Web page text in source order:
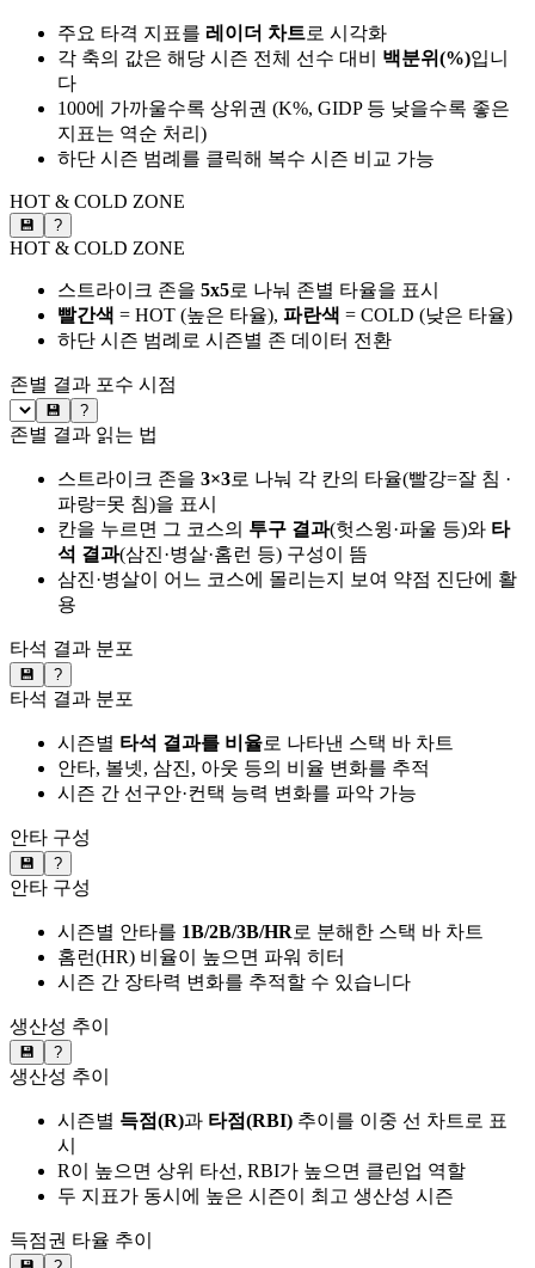
주요 타격 지표를 레이더 차트로 시각화
각 축의 값은 해당 시즌 전체 선수 대비 백분위(%)입니
다
100에 가까울수록 상위권 (K%, GIDP 등 낮을수록 좋은
지표는 역순 처리)
하단 시즌 범례를 클릭해 복수 시즌 비교 가능
HOT & COLD ZONE
💾 ?
HOT & COLD ZONE
스트라이크 존을 5x5로 나눠 존별 타율을 표시
빨간색 = HOT (높은 타율), 파란색 = COLD (낮은 타율)
하단 시즌 범례로 시즌별 존 데이터 전환
존별 결과 포수 시점
💾 ?
존별 결과 읽는 법
스트라이크 존을 3×3로 나눠 각 칸의 타율(빨강=잘 침 ·
파랑=못 침)을 표시
칸을 누르면 그 코스의 투구 결과(헛스윙·파울 등)와 타
석 결과(삼진·병살·홈런 등) 구성이 뜸
삼진·병살이 어느 코스에 몰리는지 보여 약점 진단에 활
용
타석 결과 분포
💾 ?
타석 결과 분포
시즌별 타석 결과를 비율로 나타낸 스택 바 차트
안타, 볼넷, 삼진, 아웃 등의 비율 변화를 추적
시즌 간 선구안·컨택 능력 변화를 파악 가능
안타 구성
💾 ?
안타 구성
시즌별 안타를 1B/2B/3B/HR로 분해한 스택 바 차트
홈런(HR) 비율이 높으면 파워 히터
시즌 간 장타력 변화를 추적할 수 있습니다
생산성 추이
💾 ?
생산성 추이
시즌별 득점(R)과 타점(RBI) 추이를 이중 선 차트로 표
시
R이 높으면 상위 타선, RBI가 높으면 클린업 역할
두 지표가 동시에 높은 시즌이 최고 생산성 시즌
득점권 타율 추이